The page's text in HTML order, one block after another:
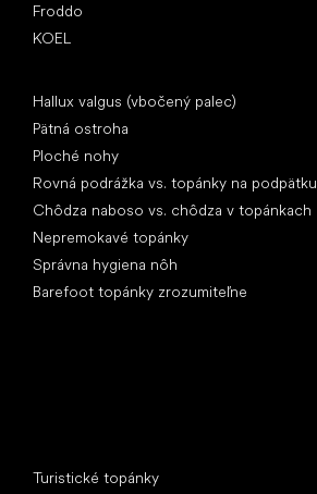
Froddo
KOEL
Hallux valgus (vbočený palec)
Pätná ostroha
Ploché nohy
Rovná podrážka vs. topánky na podpätku
Chôdza naboso vs. chôdza v topánkach
Nepremokavé topánky
Správna hygiena nôh
Barefoot topánky zrozumiteľne
Turistické topánky